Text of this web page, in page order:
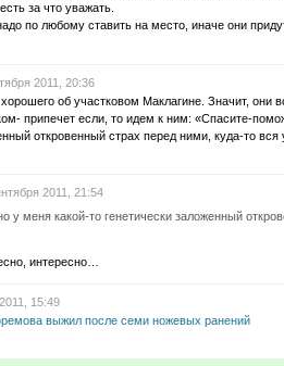
за что уважать.
по любому ставить на место, иначе они
2011, 20:36
об участковом Маклагине. Значит, они
припечет если, то идем к ним: «Спасите-
откровенный страх перед ними, куда-то
2011, 21:54
у меня какой-то генетически заложенный
интересно…
15:49
выжил после семи ножевых ранений